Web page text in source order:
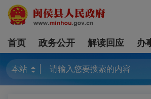
首页 政务公开 解读回应 办